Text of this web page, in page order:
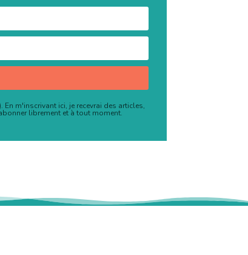
). En m'inscrivant ici, je recevrai des articles,
librement et à tout moment.